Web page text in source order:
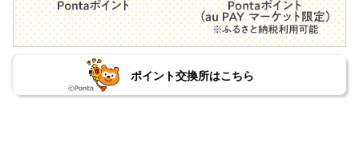
ポイント交換所はこちら